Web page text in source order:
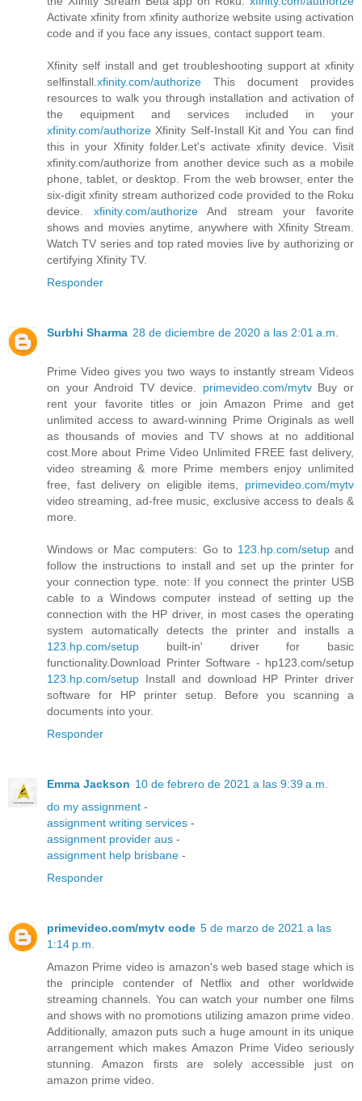
Activate xfinity from xfinity authorize website using activation
code and if you face any issues, contact support team.
Xfinity self install and get troubleshooting support at xfinity
selfinstall.xfinity.com/authorize This document provides
resources to walk you through installation and activation of
the equipment and services included in your
xfinity.com/authorize Xfinity Self-Install Kit and You can find
this in your Xfinity folder.Let's activate xfinity device. Visit
xfinity.com/authorize from another device such as a mobile
phone, tablet, or desktop. From the web browser, enter the
six-digit xfinity stream authorized code provided to the Roku
device. xfinity.com/authorizeAnd stream your favorite
shows and movies anytime, anywhere with Xfinity Stream.
Watch TV series and top rated movies live by authorizing or
certifying Xfinity TV.
Responder
Surbhi Sharma 28 de diciembre de 2020 a las 2:01 a.m.
Prime Video gives you two ways to instantly stream Videos
on your Android TV device. primevideo.com/mytvBuy or
rent your favorite titles or join Amazon Prime and get
unlimited access to award-winning Prime Originals as well
as thousands of movies and TV shows at no additional
cost.More about Prime Video Unlimited FREE fast delivery,
video streaming & more Prime members enjoy unlimited
free, fast delivery on eligible items, primevideo.com/mytv
video streaming, ad-free music, exclusive access to deals &
more.
Windows or Mac computers: Go to 123.hp.com/setupand
follow the instructions to install and set up the printer for
your connection type. note: If you connect the printer USB
cable to a Windows computer instead of setting up the
connection with the HP driver, in most cases the operating
system automatically detects the printer and installs a
123.hp.com/setup built-in' driver for basic
functionality.Download Printer Software - hp123.com/setup
123.hp.com/setup Install and download HP Printer driver
software for HP printer setup. Before you scanning a
documents into your.
Responder
Emma Jackson 10 de febrero de 2021 a las 9:39 a.m.
do my assignment -
assignment writing services -
assignment provider aus -
assignment help brisbane -
Responder
primevideo.com/mytv code 5 de marzo de 2021 a las
1:14 p.m.
Amazon Prime video is amazon's web based stage which is
the principle contender of Netflix and other worldwide
streaming channels. You can watch your number one films
and shows with no promotions utilizing amazon prime video.
Additionally, amazon puts such a huge amount in its unique
arrangement which makes Amazon Prime Video seriously
stunning. Amazon firsts are solely accessible just on
amazon prime video.